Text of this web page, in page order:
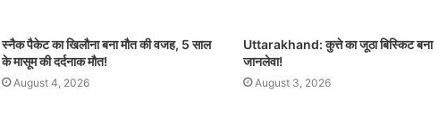
स्नैक पैकेट का खिलौना बना मौत की वजह, 5 साल
के मासूम की दर्दनाक मौत!
August 4, 2026
Uttarakhand: कुत्ते का जूठा बिस्किट बना
जानलेवा!
August 3, 2026